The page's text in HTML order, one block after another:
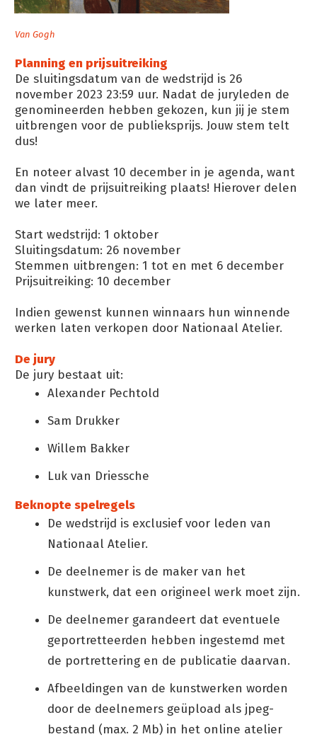
Van Gogh
Planning en prijsuitreiking
De sluitingsdatum van de wedstrijd is 26
november 2023 23:59 uur. Nadat de juryleden de
genomineerden hebben gekozen, kun jij je stem
uitbrengen voor de publieksprijs. Jouw stem telt
dus!
En noteer alvast 10 december in je agenda, want
dan vindt de prijsuitreiking plaats! Hierover delen
we later meer.
Start wedstrijd: 1 oktober
Sluitingsdatum: 26 november
Stemmen uitbrengen: 1 tot en met 6 december
Prijsuitreiking: 10 december
Indien gewenst kunnen winnaars hun winnende
werken laten verkopen door Nationaal Atelier.
De jury
De jury bestaat uit:
Alexander Pechtold
Sam Drukker
Willem Bakker
Luk van Driessche
Beknopte spelregels
De wedstrijd is exclusief voor leden van
Nationaal Atelier.
De deelnemer is de maker van het
kunstwerk, dat een origineel werk moet zijn.
De deelnemer garandeert dat eventuele
geportretteerden hebben ingestemd met
de portrettering en de publicatie daarvan.
Afbeeldingen van de kunstwerken worden
door de deelnemers geüpload als jpeg-
bestand (max. 2 Mb) in het online atelier